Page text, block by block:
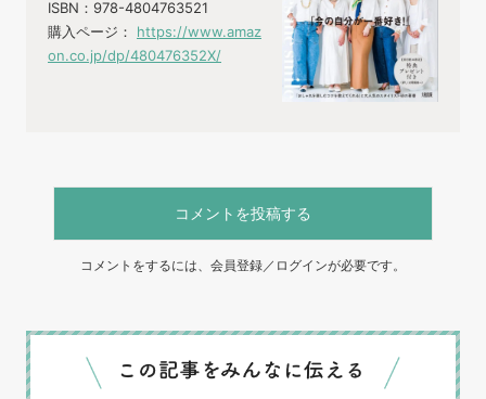
ISBN：978-4804763521
購入ページ： https://www.amaz
on.co.jp/dp/480476352X/
コメントを投稿する
コメントをするには、会員登録／ログインが必要です。